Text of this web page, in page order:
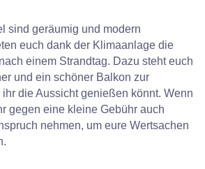
sind geräumig und modern
euch dank der Klimaanlage die
einem Strandtag. Dazu steht euch
und ein schöner Balkon zur
die Aussicht genießen könnt. Wenn
gegen eine kleine Gebühr auch
nehmen, um eure Wertsachen